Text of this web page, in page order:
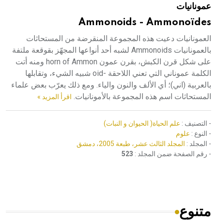
هيئة الموسوعة العربية تطلق موسوعات جديدة في عام 2026عمونانيات
Ammonoids - Ammonoïdes
العمونانيات دعيت هذه المجموعة المنقرضة من المستحاثات
بالعمونانيات Ammonoids لشبه أحد أنواعها المجهّز بقوقعة ملتفة
على شكل قرن الكبش، بقرن عمون horn of Ammon ومنه أتت
الكلمة عموناني التي تعني اللاحقة -oid شبيه الشيء، وتقابلها
بالعربية (اني)؛ أي الألف والنون والياء. ومع ذلك يعرّب بعض علماء
المستحاثات اسم هذه المجموعة بالأمونانيات. اقرأ المزيد »
- التصنيف : علم الحياة( الحيوان و النبات)
- النوع : علوم
- المجلد : المجلد الثالث عشر، طبعة 2005، دمشق
- رقم الصفحة ضمن المجلد : 523
متنوع